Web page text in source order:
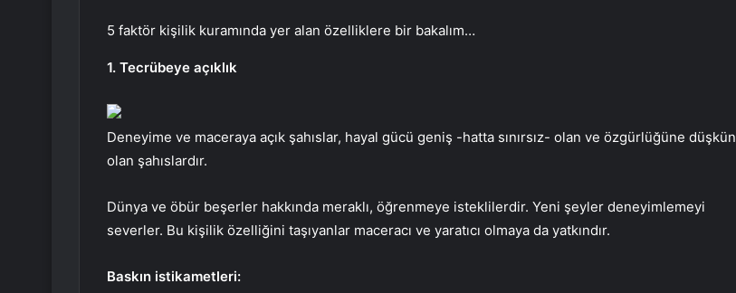
5 faktör kişilik kuramında yer alan özelliklere bir bakalım…
1. Tecrübeye açıklık
Deneyime ve maceraya açık şahıslar, hayal gücü geniş -hatta sınırsız- olan ve özgürlüğüne düşkün
olan şahıslardır.
Dünya ve öbür beşerler hakkında meraklı, öğrenmeye isteklilerdir. Yeni şeyler deneyimlemeyi
severler. Bu kişilik özelliğini taşıyanlar maceracı ve yaratıcı olmaya da yatkındır.
Baskın istikametleri: